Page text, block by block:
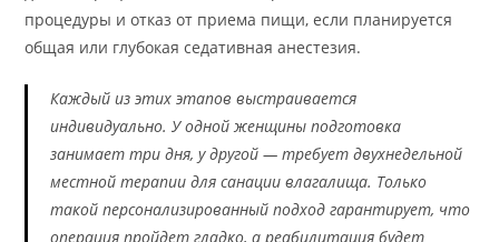
процедуры и отказ от приема пищи, если планируется
общая или глубокая седативная анестезия.
Каждый из этих этапов выстраивается
индивидуально. У одной женщины подготовка
занимает три дня, у другой — требует двухнедельной
местной терапии для санации влагалища. Только
такой персонализированный подход гарантирует, что
операция пройдет гладко, а реабилитация будет